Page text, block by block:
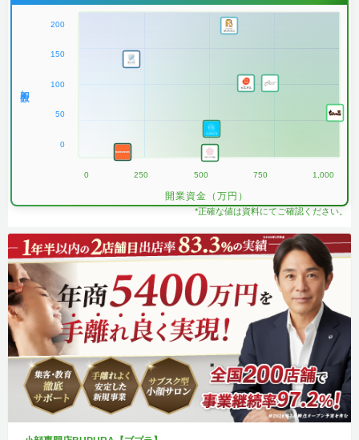
200
150
100
50
0
0 250 500 750 1,000
開業資金（万円）
*正確な値は資料にてご確認ください。